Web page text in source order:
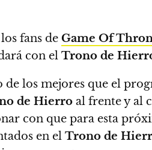
fans de Game Of
con el Trono de
los mejores que el
de Hierro al frente y al
con que para esta
en el Trono de